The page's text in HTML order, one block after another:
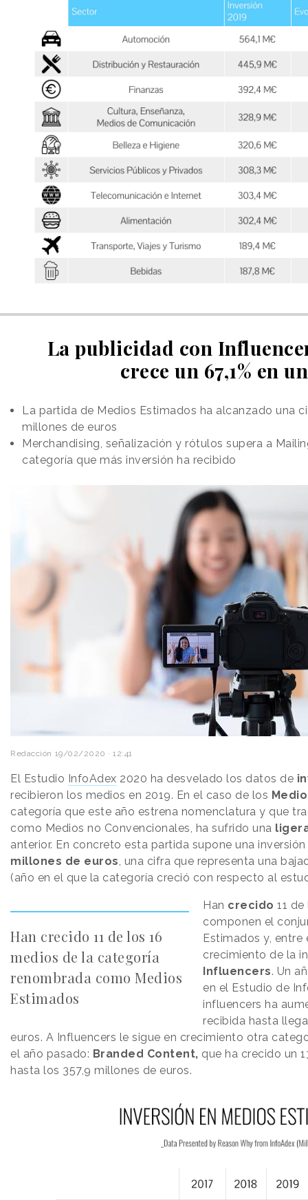
La publicidad con
crece un 67,1% en
La partida de Medios Estimados ha alcanzado una
millones de euros
Merchandising, señalización y rótulos supera a
categoría que más inversión ha recibido
Redacción 19/02/2020 · 12:41
El Estudio InfoAdex 2020 ha desvelado los datos de
recibieron los medios en 2019. En el caso de los
categoría que este año estrena nomenclatura y que
como Medios no Convencionales, ha sufrido una
anterior. En concreto esta partida supone una
millones de euros, una cifra que representa una
(año en el que la categoría creció con respecto al
Han crecido 11 de los 16
medios de la categoría
renombrada como Medios
Estimados
Han crecido 11
componen el
Estimados y,
crecimiento de la
Influencers. Un
en el Estudio de
influencers ha
recibida hasta
euros. A Influencers le sigue en crecimiento otra
el año pasado: Branded Content, que ha crecido un
hasta los 357,9 millones de euros.